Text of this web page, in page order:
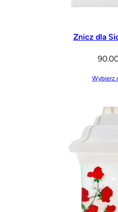
Znicz dla
Wybierz